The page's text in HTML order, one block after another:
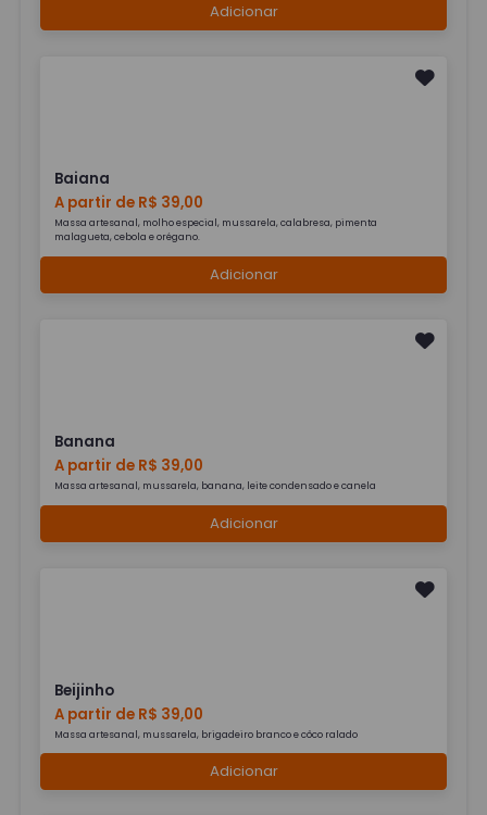
Adicionar
Baiana
A partir de R$ 39,00
Massa artesanal, molho especial, mussarela, calabresa, pimenta
malagueta, cebola e orégano.
Adicionar
Banana
A partir de R$ 39,00
Massa artesanal, mussarela, banana, leite condensado e canela
Adicionar
Beijinho
A partir de R$ 39,00
Massa artesanal, mussarela, brigadeiro branco e côco ralado
Adicionar